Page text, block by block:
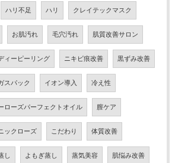
ハリ不足 ハリ クレイテックマスク
お肌汚れ 毛穴汚れ 肌質改善サロン
ィーピーリング ニキビ痕改善 黒ずみ改善
スパック イオン導入 冷え性
ローズパーフェクトオイル 膣ケア
ックローズ こだわり 体質改善
し よもぎ蒸し 蒸気美容 肌悩み改善